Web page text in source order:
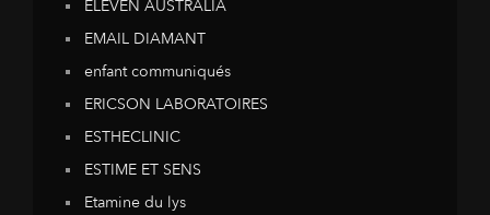
ELEVEN AUSTRALIA
EMAIL DIAMANT
enfant communiqués
ERICSON LABORATOIRES
ESTHECLINIC
ESTIME ET SENS
Etamine du lys